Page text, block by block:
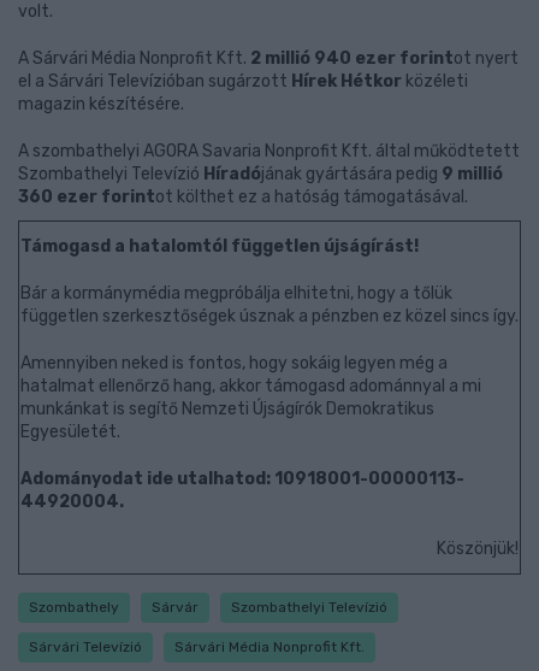
volt.
A Sárvári Média Nonprofit Kft. 2 millió 940 ezer forintot nyert
el a Sárvári Televízióban sugárzott Hírek Hétkor közéleti
magazin készítésére.
A szombathelyi AGORA Savaria Nonprofit Kft. által működtetett
Szombathelyi Televízió Híradójának gyártására pedig 9 millió
360 ezer forintot költhet ez a hatóság támogatásával.
Támogasd a hatalomtól független újságírást!
Bár a kormánymédia megpróbálja elhitetni, hogy a tőlük
független szerkesztőségek úsznak a pénzben ez közel sincs így.
Amennyiben neked is fontos, hogy sokáig legyen még a
hatalmat ellenőrző hang, akkor támogasd adománnyal a mi
munkánkat is segítő Nemzeti Újságírók Demokratikus
Egyesületét.
Adományodat ide utalhatod: 10918001-00000113-
44920004.
Köszönjük!
Szombathely Sárvár Szombathelyi Televízió
Sárvári Televízió Sárvári Média Nonprofit Kft.